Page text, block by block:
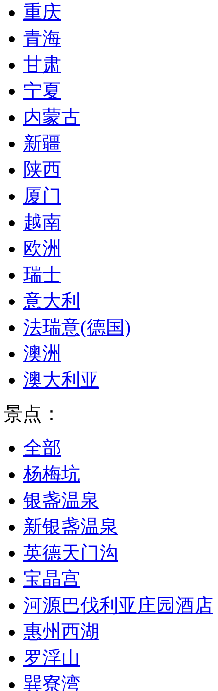
重庆
青海
甘肃
宁夏
内蒙古
新疆
陕西
厦门
越南
欧洲
瑞士
意大利
法瑞意(德国)
澳洲
澳大利亚
景点：
全部
杨梅坑
银盏温泉
新银盏温泉
英德天门沟
宝晶宫
河源巴伐利亚庄园酒店
惠州西湖
罗浮山
巽寮湾